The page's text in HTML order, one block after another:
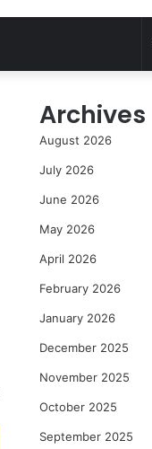
Archives
August 2026
July 2026
June 2026
May 2026
April 2026
February 2026
January 2026
December 2025
November 2025
October 2025
September 2025